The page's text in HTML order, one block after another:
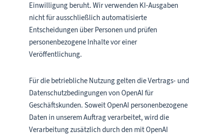
Einwilligung beruht. Wir verwenden KI-Ausgaben
nicht für ausschließlich automatisierte
Entscheidungen über Personen und prüfen
personenbezogene Inhalte vor einer
Veröffentlichung.
Für die betriebliche Nutzung gelten die Vertrags- und
Datenschutzbedingungen von OpenAI für
Geschäftskunden. Soweit OpenAI personenbezogene
Daten in unserem Auftrag verarbeitet, wird die
Verarbeitung zusätzlich durch den mit OpenAI